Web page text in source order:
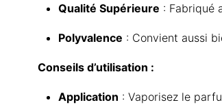
Qualité Supérieure : Fabriqué
Polyvalence : Convient aussi
Conseils d’utilisation :
Application : Vaporisez le